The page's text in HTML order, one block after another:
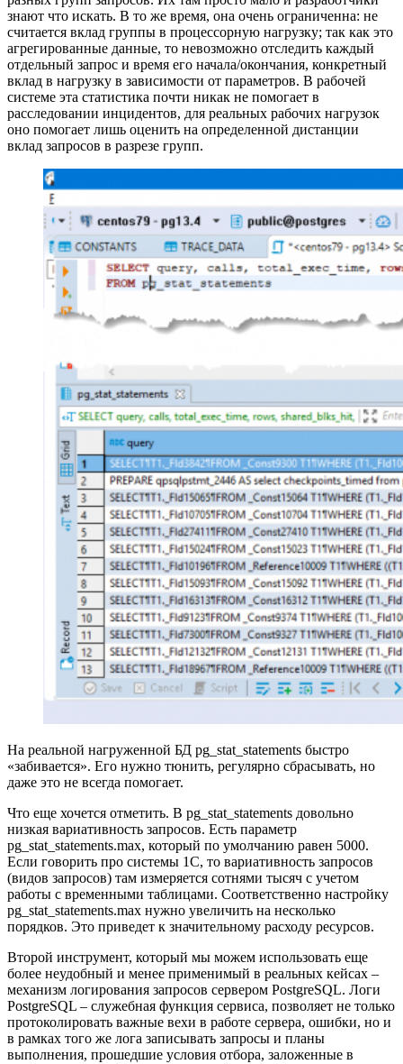
знают что искать. В то же время, она очень ограниченна: не
считается вклад группы в процессорную нагрузку; так как это
агрегированные данные, то невозможно отследить каждый
отдельный запрос и время его начала/окончания, конкретный
вклад в нагрузку в зависимости от параметров. В рабочей
системе эта статистика почти никак не помогает в
расследовании инцидентов, для реальных рабочих нагрузок
оно помогает лишь оценить на определенной дистанции
вклад запросов в разрезе групп.
На реальной нагруженной БД pg_stat_statements быстро
«забивается». Его нужно тюнить, регулярно сбрасывать, но
даже это не всегда помогает.
Что еще хочется отметить. В pg_stat_statements довольно
низкая вариативность запросов. Есть параметр
pg_stat_statements.max, который по умолчанию равен 5000.
Если говорить про системы 1С, то вариативность запросов
(видов запросов) там измеряется сотнями тысяч с учетом
работы с временными таблицами. Соответственно настройку
pg_stat_statements.max нужно увеличить на несколько
порядков. Это приведет к значительному расходу ресурсов.
Второй инструмент, который мы можем использовать еще
более неудобный и менее применимый в реальных кейсах –
механизм логирования запросов сервером PostgreSQL. Логи
PostgreSQL – служебная функция сервиса, позволяет не только
протоколировать важные вехи в работе сервера, ошибки, но и
в рамках того же лога записывать запросы и планы
выполнения, прошедшие условия отбора, заложенные в